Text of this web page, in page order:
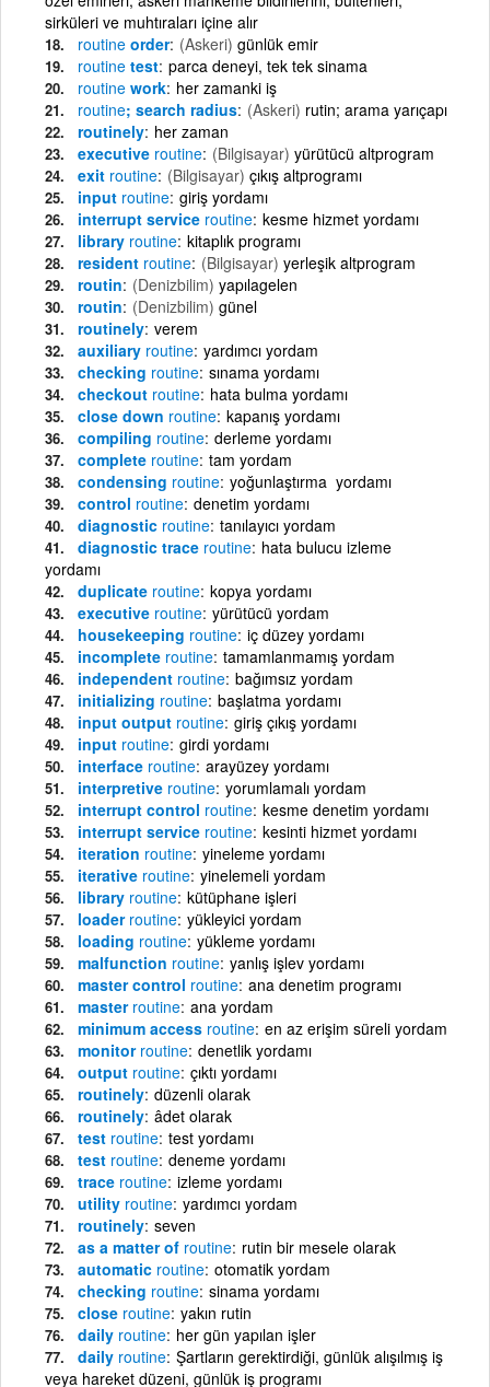
sirküleri ve muhtıraları içine alır
routine order (Askeri) günlük emir
routine test parca deneyi, tek tek sinama
routine work her zamanki iş
routine; search radius (Askeri) rutin; arama yarıçapı
routinely her zaman
executive routine (Bilgisayar) yürütücü altprogram
exit routine (Bilgisayar) çıkış altprogramı
input routine giriş yordamı
interrupt service routine kesme hizmet yordamı
library routine kitaplık programı
resident routine (Bilgisayar) yerleşik altprogram
routin (Denizbilim) yapılagelen
routin (Denizbilim) günel
routinely verem
auxiliary routine yardımcı yordam
checking routine sınama yordamı
checkout routine hata bulma yordamı
close down routine kapanış yordamı
compiling routine derleme yordamı
complete routine tam yordam
condensing routine yoğunlaştırma yordamı
control routine denetim yordamı
diagnostic routine tanılayıcı yordam
diagnostic trace routine hata bulucu izleme
yordamı
duplicate routine kopya yordamı
executive routine yürütücü yordam
housekeeping routine iç düzey yordamı
incomplete routine tamamlanmamış yordam
independent routine bağımsız yordam
initializing routine başlatma yordamı
input output routine giriş çıkış yordamı
input routine girdi yordamı
interface routine arayüzey yordamı
interpretive routine yorumlamalı yordam
interrupt control routine kesme denetim yordamı
interrupt service routine kesinti hizmet yordamı
iteration routine yineleme yordamı
iterative routine yinelemeli yordam
library routine kütüphane işleri
loader routine yükleyici yordam
loading routine yükleme yordamı
malfunction routine yanlış işlev yordamı
master control routine ana denetim programı
master routine ana yordam
minimum access routine en az erişim süreli yordam
monitor routine denetlik yordamı
output routine çıktı yordamı
routinely düzenli olarak
routinely âdet olarak
test routine test yordamı
test routine deneme yordamı
trace routine izleme yordamı
utility routine yardımcı yordam
routinely seven
as a matter of routine rutin bir mesele olarak
automatic routine otomatik yordam
checking routine sinama yordamı
close routine yakın rutin
daily routine her gün yapılan işler
daily routine Şartların gerektirdiği, günlük alışılmış iş
veya hareket düzeni, günlük iş programı